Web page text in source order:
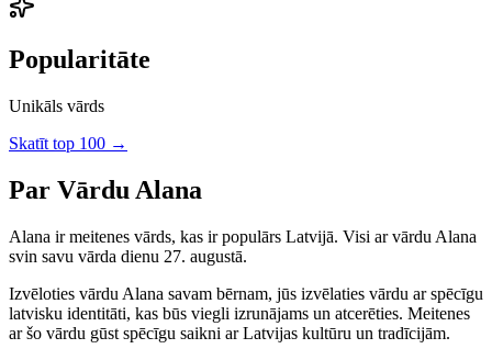
Popularitāte
Unikāls vārds
Skatīt top 100 →
Par Vārdu Alana
Alana irmeitenes vārds, kas ir populārs Latvijā. Visi ar vārdu Alana
svin savu vārda dienu 27. augustā.
Izvēloties vārdu Alana savam bērnam, jūs izvēlaties vārdu ar spēcīgu
latvisku identitāti, kas būs viegli izrunājams un atcerēties. Meitenes
ar šo vārdu gūst spēcīgu saikni ar Latvijas kultūru un tradīcijām.